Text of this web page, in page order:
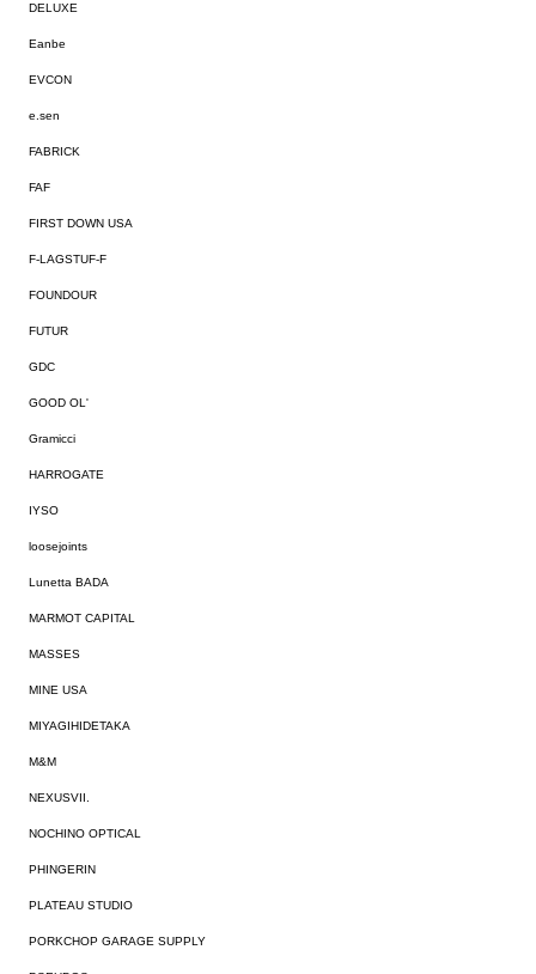
DELUXE
Eanbe
EVCON
e.sen
FABRICK
FAF
FIRST DOWN USA
F-LAGSTUF-F
FOUNDOUR
FUTUR
GDC
GOOD OL'
Gramicci
HARROGATE
IYSO
loosejoints
Lunetta BADA
MARMOT CAPITAL
MASSES
MINE USA
MIYAGIHIDETAKA
M&M
NEXUSVII.
NOCHINO OPTICAL
PHINGERIN
PLATEAU STUDIO
PORKCHOP GARAGE SUPPLY